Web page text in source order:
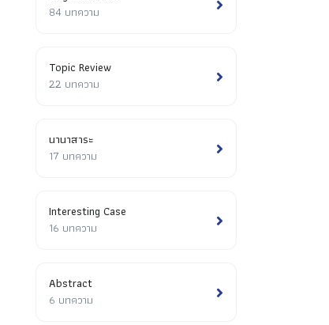
84 บทความ
Topic Review
22 บทความ
นานาสาระ
17 บทความ
Interesting Case
16 บทความ
Abstract
6 บทความ